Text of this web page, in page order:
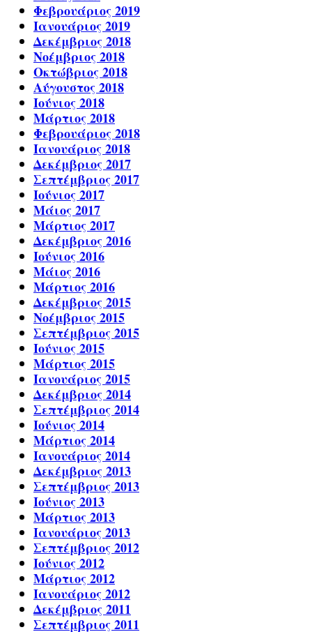
Φεβρουάριος 2019
Ιανουάριος 2019
Δεκέμβριος 2018
Νοέμβριος 2018
Οκτώβριος 2018
Αύγουστος 2018
Ιούνιος 2018
Μάρτιος 2018
Φεβρουάριος 2018
Ιανουάριος 2018
Δεκέμβριος 2017
Σεπτέμβριος 2017
Ιούνιος 2017
Μάιος 2017
Μάρτιος 2017
Δεκέμβριος 2016
Ιούνιος 2016
Μάιος 2016
Μάρτιος 2016
Δεκέμβριος 2015
Νοέμβριος 2015
Σεπτέμβριος 2015
Ιούνιος 2015
Μάρτιος 2015
Ιανουάριος 2015
Δεκέμβριος 2014
Σεπτέμβριος 2014
Ιούνιος 2014
Μάρτιος 2014
Ιανουάριος 2014
Δεκέμβριος 2013
Σεπτέμβριος 2013
Ιούνιος 2013
Μάρτιος 2013
Ιανουάριος 2013
Σεπτέμβριος 2012
Ιούνιος 2012
Μάρτιος 2012
Ιανουάριος 2012
Δεκέμβριος 2011
Σεπτέμβριος 2011